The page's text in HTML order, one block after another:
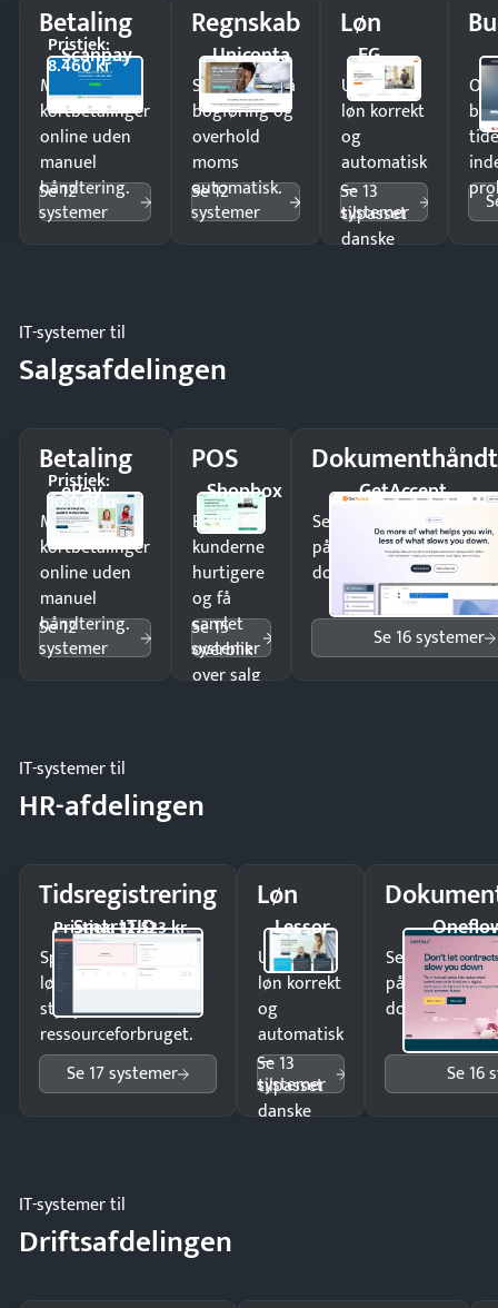
Betaling
Scanpay
Pristjek:
8.460 kr
Modtag
kortbetalinger
online uden
manuel
håndtering.
Se 12
systemer
Regnskab
Uniconta
Spar timer på
bogføring og
overhold
moms
automatisk.
Se 12
systemer
Løn
EG
Udbetal
løn korrekt
og
automatisk
—
tilpasset
danske
Se 13
systemer
IT-systemer til
Salgsafdelingen
Betaling
ePay
Pristjek:
10.008 kr
Modtag
kortbetalinger
online uden
manuel
håndtering.
Se 12
systemer
POS
Shopbox
Ekspedér
kunderne
hurtigere
og få
samlet
overblik
over salg
Se 15
systemer
GetAccept
Send kontrakter til
på minutter og mist
dokumenter.
Se 16 systemer
IT-systemer til
HR-afdelingen
Tidsregistrering
SmartTID
Pristjek: 12.523 kr
Spar tid på
lønberegning og få
styr på
ressourceforbruget.
Se 17 systemer
Løn
Lessor
Udbetal
løn korrekt
og
automatisk
—
tilpasset
danske
Se 13
systemer
Send
på minutter
dokumenter.
Se 16
IT-systemer til
Driftsafdelingen